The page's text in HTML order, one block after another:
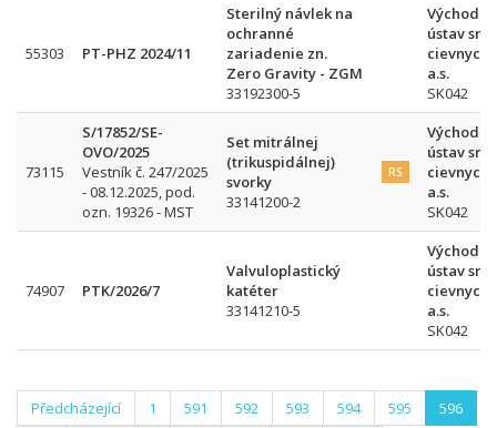
55303 PT-PHZ 2024/11
Sterilný návlek na
ochranné
zariadenie zn.
Zero Gravity - ZGM
33192300-5
ústav
cievnych
a.s.
SK042
73115
S/17852/SE-
OVO/2025
Vestník č. 247/2025
- 08.12.2025, pod.
ozn. 19326 - MST
Set mitrálnej
(trikuspidálnej)
svorky
33141200-2
RS
ústav
cievnych
a.s.
SK042
74907 PTK/2026/7
Valvuloplastický
katéter
33141210-5
ústav
cievnych
a.s.
SK042
Předcházející 1 591 592 593 594 595 596